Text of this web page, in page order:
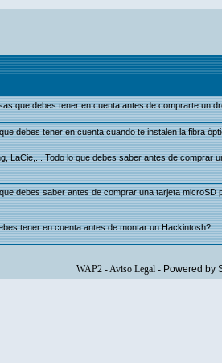
que debes tener en cuenta antes de comprarte un
debes tener en cuenta cuando te instalen la fibra
LaCie,... Todo lo que debes saber antes de comprar
debes saber antes de comprar una tarjeta microSD
tener en cuenta antes de montar un Hackintosh?
WAP2-Aviso Legal- Powered by